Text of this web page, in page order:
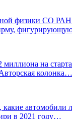
физики СО РАН
миллиона на
колонка…
какие автомобили
в 2021 году…